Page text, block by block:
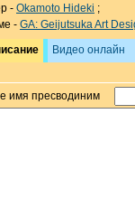
- Okamoto Hideki ;
- GA: Geijutsuka Art
Видео онлайн
имя пресводиним